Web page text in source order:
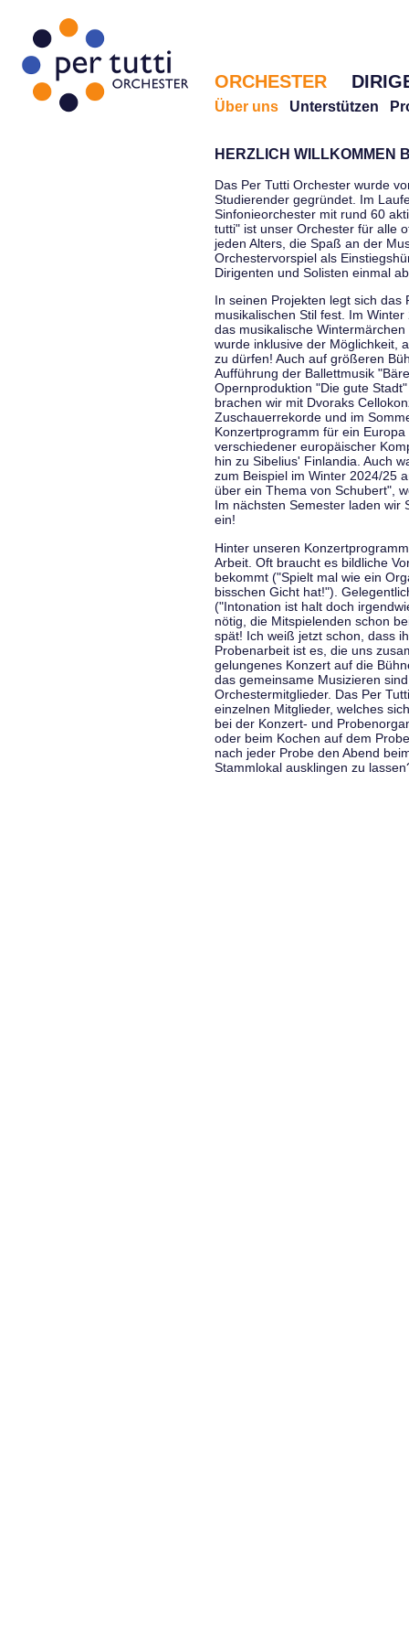
ORCHESTER
Über uns Unterstützen
HERZLICH WILLKOMMEN
Das Per Tutti Orchester wurde
Studierender gegründet. Im
Sinfonieorchester mit rund 60
tutti" ist unser Orchester für alle
jeden Alters, die Spaß an der
Orchestervorspiel als
Dirigenten und Solisten einmal
In seinen Projekten legt sich das
musikalischen Stil fest. Im
das musikalische
wurde inklusive der Möglichkeit,
zu dürfen! Auch auf größeren
Aufführung der Ballettmusik
Opernproduktion "Die gute
brachen wir mit Dvoraks
Zuschauerrekorde und im
Konzertprogramm für ein
verschiedener europäischer
hin zu Sibelius' Finlandia. Auch
zum Beispiel im Winter 2024/25
über ein Thema von Schubert",
Im nächsten Semester laden wir
ein!
Hinter unseren
Arbeit. Oft braucht es bildliche
bekommt ("Spielt mal wie ein
bisschen Gicht hat!").
("Intonation ist halt doch
nötig, die Mitspielenden schon
spät! Ich weiß jetzt schon, dass
Probenarbeit ist es, die uns
gelungenes Konzert auf die
das gemeinsame Musizieren
Orchestermitglieder. Das Per
einzelnen Mitglieder, welches
bei der Konzert- und
oder beim Kochen auf dem
nach jeder Probe den Abend
Stammlokal ausklingen zu